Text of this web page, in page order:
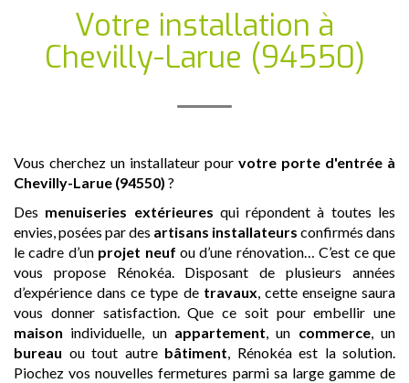
Votre installation à
Chevilly-Larue (94550)
Vous cherchez un installateur pour votre porte d'entrée à
Chevilly-Larue (94550) ?
Des menuiseries extérieures qui répondent à toutes les
envies, posées par des artisans installateurs confirmés dans
le cadre d’un projet neuf ou d’une rénovation… C’est ce que
vous propose Rénokéa. Disposant de plusieurs années
d’expérience dans ce type de travaux, cette enseigne saura
vous donner satisfaction. Que ce soit pour embellir une
maison individuelle, un appartement, un commerce, un
bureau ou tout autre bâtiment, Rénokéa est la solution.
Piochez vos nouvelles fermetures parmi sa large gamme de